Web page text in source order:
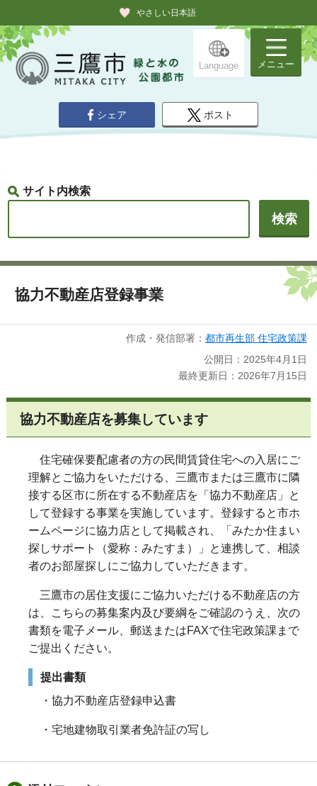
やさしい日本語
Language メニュー
シェア ポスト
サイト内検索
協力不動産店登録事業
作成・発信部署： 都市再生部 住宅政策課
公開日：2025年4月1日
最終更新日：2026年7月15日
協力不動産店を募集しています
住宅確保要配慮者の方の民間賃貸住宅への入居にご
理解とご協力をいただける、三鷹市または三鷹市に隣
接する区市に所在する不動産店を「協力不動産店」と
して登録する事業を実施しています。登録すると市ホ
ームページに協力店として掲載され、「みたか住まい
探しサポート（愛称：みたすま）」と連携して、相談
者のお部屋探しにご協力していただきます。
三鷹市の居住支援にご協力いただける不動産店の方
は、こちらの募集案内及び要綱をご確認のうえ、次の
書類を電子メール、郵送またはFAXで住宅政策課まで
ご提出ください。
提出書類
・協力不動産店登録申込書
・宅地建物取引業者免許証の写し